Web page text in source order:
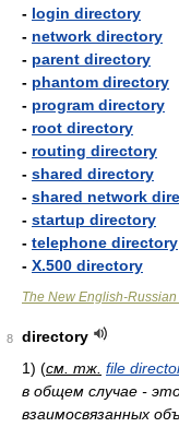
- login directory
- network directory
- parent directory
- phantom directory
- program directory
- root directory
- routing directory
- shared directory
- shared network
- startup directory
- telephone directory
- X.500 directory
The New English-
8
directory
1) (см. тж. file
в общем случае -
взаимосвязанных